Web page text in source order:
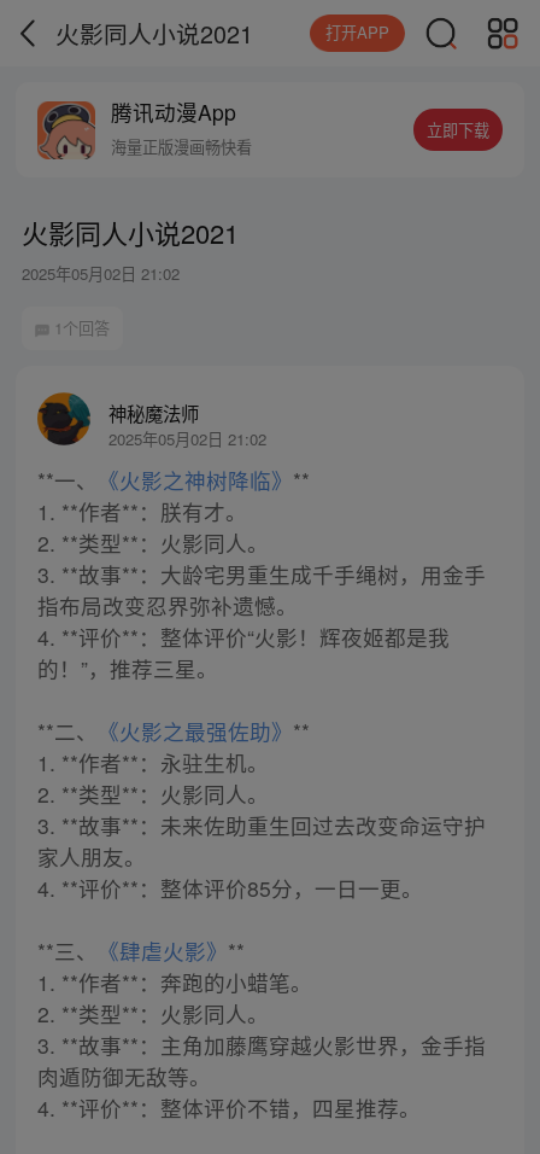
火影同人小说2021 打开APP
腾讯动漫App
海量正版漫画畅快看
立即下载
火影同人小说2021
2025年05月02日 21:02
1个回答
神秘魔法师
2025年05月02日 21:02
**一、 《火影之神树降临》 **
1. **作者**：朕有才。
2. **类型**：火影同人。
3. **故事**：大龄宅男重生成千手绳树，用金手
指布局改变忍界弥补遗憾。
4. **评价**：整体评价“火影！辉夜姬都是我
的！”，推荐三星。
**二、 《火影之最强佐助》 **
1. **作者**：永驻生机。
2. **类型**：火影同人。
3. **故事**：未来佐助重生回过去改变命运守护
家人朋友。
4. **评价**：整体评价85分，一日一更。
**三、 《肆虐火影》 **
1. **作者**：奔跑的小蜡笔。
2. **类型**：火影同人。
3. **故事**：主角加藤鹰穿越火影世界，金手指
肉遁防御无敌等。
4. **评价**：整体评价不错，四星推荐。